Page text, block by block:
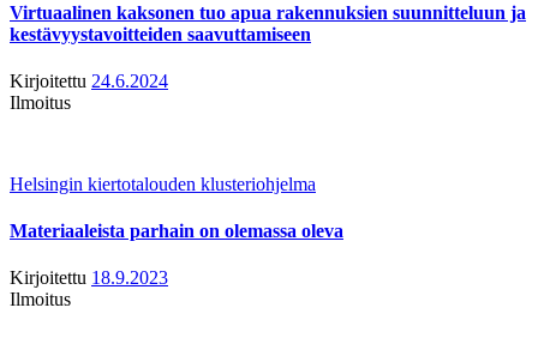
Virtuaalinen kaksonen tuo apua rakennuksien suunnitteluun ja
kestävyystavoitteiden saavuttamiseen
Kirjoitettu 24.6.2024
Ilmoitus
Helsingin kiertotalouden klusteriohjelma
Materiaaleista parhain on olemassa oleva
Kirjoitettu 18.9.2023
Ilmoitus